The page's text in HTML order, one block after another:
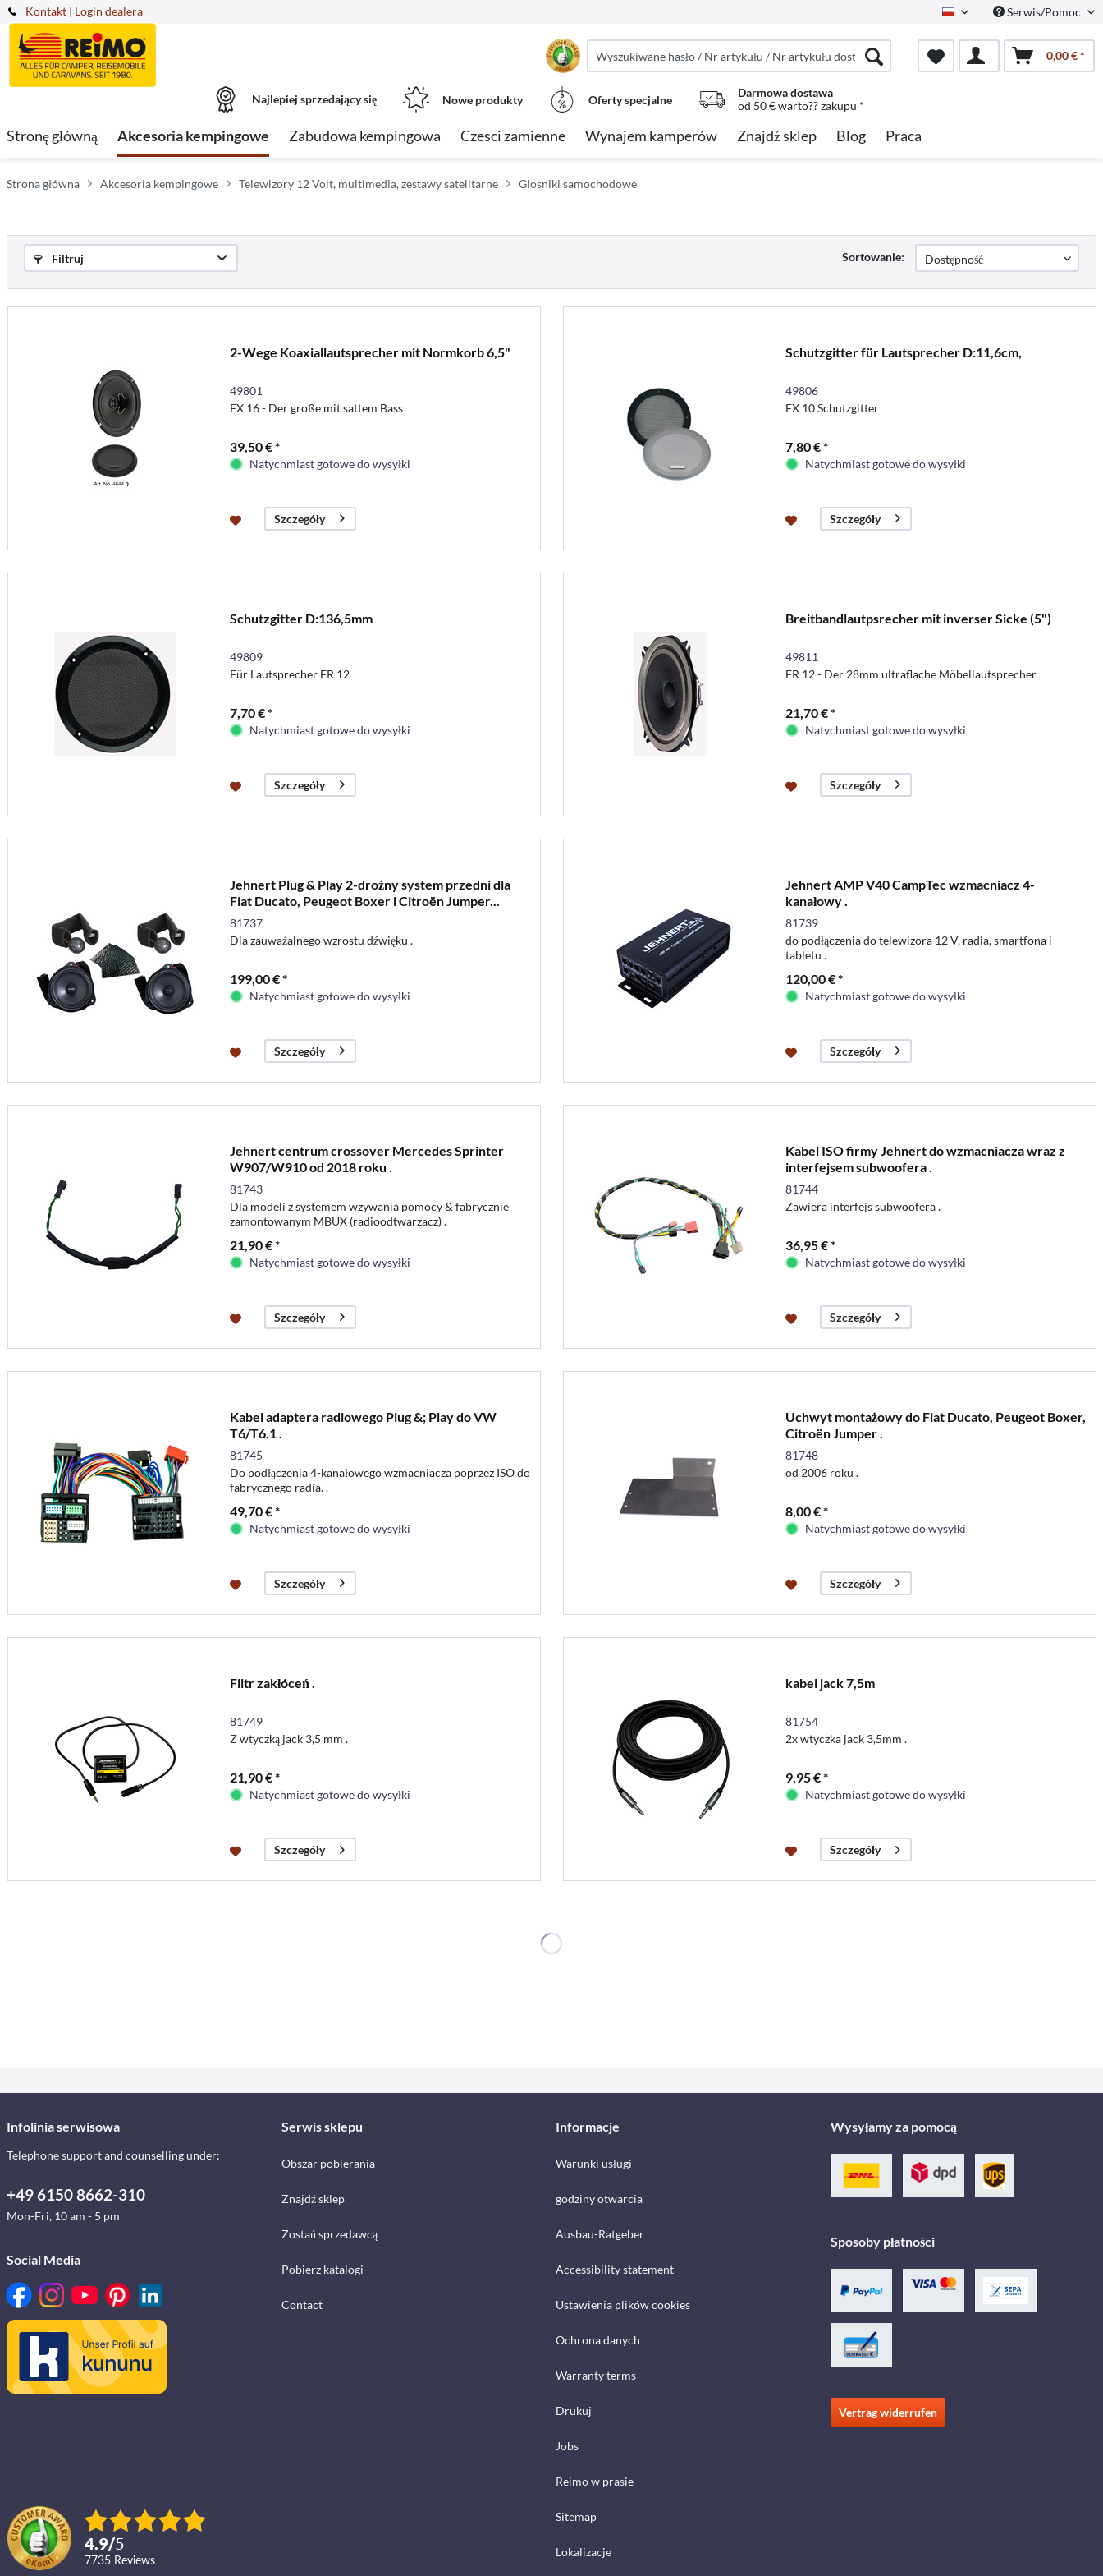
Kontakt Polish Serwis/Pomoc
| Login dealera
0,00 € *
Najlepiej sprzedający się Nowe produkty Oferty specjalne
Darmowa dostawa
od 50 € warto?? zakupu *
Stronę główną Akcesoria kempingowe Zabudowa kempingowa Czesci zamienne Wynajem kamperów Znajdź sklep Blog Praca
Strona główna Akcesoria kempingowe Telewizory 12 Volt, multimedia, zestawy satelitarne Glosniki samochodowe
Filtruj Sortowanie:
2-Wege Koaxiallautsprecher mit Normkorb 6,5"
49801
FX 16 - Der große mit sattem Bass
39,50 € *
Natychmiast gotowe do wysyłki
Szczegóły
Schutzgitter für Lautsprecher D:11,6cm,
49806
FX 10 Schutzgitter
7,80 € *
Natychmiast gotowe do wysyłki
Szczegóły
Schutzgitter D:136,5mm
49809
Für Lautsprecher FR 12
7,70 € *
Natychmiast gotowe do wysyłki
Szczegóły
Breitbandlautpsrecher mit inverser Sicke (5")
49811
FR 12 - Der 28mm ultraflache Möbellautsprecher
21,70 € *
Natychmiast gotowe do wysyłki
Szczegóły
Jehnert Plug & Play 2-drożny system przedni dla
Fiat Ducato, Peugeot Boxer i Citroën Jumper...
81737
Dla zauważalnego wzrostu dźwięku .
199,00 € *
Natychmiast gotowe do wysyłki
Szczegóły
Jehnert AMP V40 CampTec wzmacniacz 4-
kanałowy .
81739
do podłączenia do telewizora 12 V, radia, smartfona i
tabletu .
120,00 € *
Natychmiast gotowe do wysyłki
Szczegóły
Jehnert centrum crossover Mercedes Sprinter
W907/W910 od 2018 roku .
81743
Dla modeli z systemem wzywania pomocy & fabrycznie
zamontowanym MBUX (radioodtwarzacz) .
21,90 € *
Natychmiast gotowe do wysyłki
Szczegóły
Kabel ISO firmy Jehnert do wzmacniacza wraz z
interfejsem subwoofera .
81744
Zawiera interfejs subwoofera .
36,95 € *
Natychmiast gotowe do wysyłki
Szczegóły
Kabel adaptera radiowego Plug &; Play do VW
T6/T6.1 .
81745
Do podłączenia 4-kanałowego wzmacniacza poprzez ISO do
fabrycznego radia. .
49,70 € *
Natychmiast gotowe do wysyłki
Szczegóły
Uchwyt montażowy do Fiat Ducato, Peugeot Boxer,
Citroën Jumper .
81748
od 2006 roku .
8,00 € *
Natychmiast gotowe do wysyłki
Szczegóły
Filtr zakłóceń .
81749
Z wtyczką jack 3,5 mm .
21,90 € *
Natychmiast gotowe do wysyłki
Szczegóły
kabel jack 7,5m
81754
2x wtyczka jack 3,5mm .
9,95 € *
Natychmiast gotowe do wysyłki
Szczegóły
Infolinia serwisowa
Telephone support and counselling under:
+49 6150 8662-310
Mon-Fri, 10 am - 5 pm
Social Media
4.9/5
7735 reviews
Serwis sklepu
Obszar pobierania
Znajdź sklep
Zostań sprzedawcą
Pobierz katalogi
Contact
Informacje
Warunki usługi
godziny otwarcia
Ausbau-Ratgeber
Accessibility statement
Ustawienia plików cookies
Ochrona danych
Warranty terms
Drukuj
Jobs
Reimo w prasie
Sitemap
Lokalizacje
Wysyłamy za pomocą
Sposoby płatności
Vertrag widerrufen